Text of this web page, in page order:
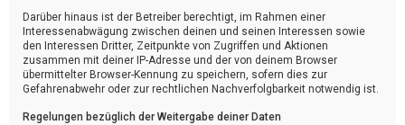
Darüber hinaus ist der Betreiber berechtigt, im Rahmen einer
Interessenabwägung zwischen deinen und seinen Interessen sowie
den Interessen Dritter, Zeitpunkte von Zugriffen und Aktionen
zusammen mit deiner IP-Adresse und der von deinem Browser
übermittelter Browser-Kennung zu speichern, sofern dies zur
Gefahrenabwehr oder zur rechtlichen Nachverfolgbarkeit notwendig ist.
Regelungen bezüglich der Weitergabe deiner Daten